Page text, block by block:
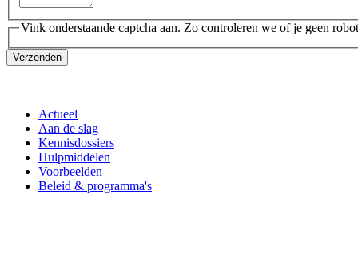
Vink onderstaande captcha aan. Zo controleren we of je geen
Verzenden
Actueel
Aan de slag
Kennisdossiers
Hulpmiddelen
Voorbeelden
Beleid & programma's